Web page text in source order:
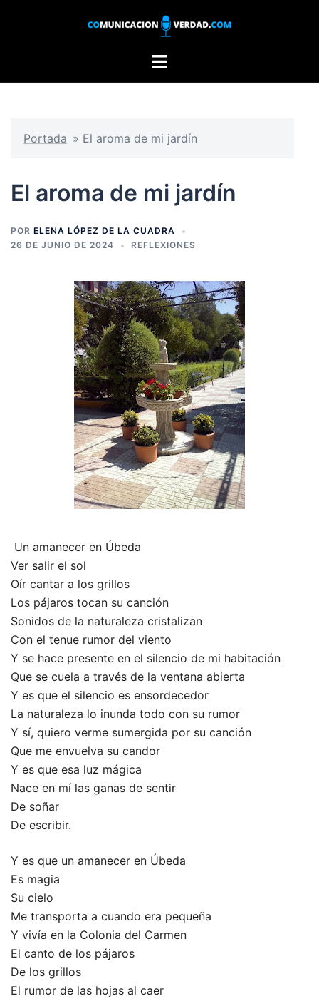
Alternar
Portada » El aroma de mi jardín
El aroma de mi jardín
POR ELENA LÓPEZ DE LA CUADRA
26 DE JUNIO DE 2024
REFLEXIONES
Un amanecer en Úbeda
Ver salir el sol
Oír cantar a los grillos
Los pájaros tocan su canción
Sonidos de la naturaleza cristalizan
Con el tenue rumor del viento
Y se hace presente en el silencio de mi habitación
Que se cuela a través de la ventana abierta
Y es que el silencio es ensordecedor
La naturaleza lo inunda todo con su rumor
Y sí, quiero verme sumergida por su canción
Que me envuelva su candor
Y es que esa luz mágica
Nace en mí las ganas de sentir
De soñar
De escribir.
Y es que un amanecer en Úbeda
Es magia
Su cielo
Me transporta a cuando era pequeña
Y vivía en la Colonia del Carmen
El canto de los pájaros
De los grillos
El rumor de las hojas al caer